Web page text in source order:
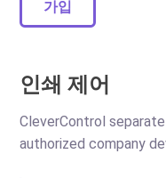
가입
인쇄 제어
CleverControl
authorized company